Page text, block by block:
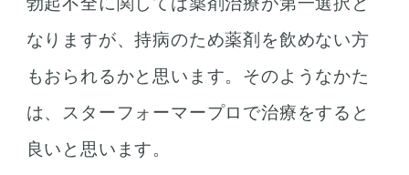
なりますが、持病のため薬剤を飲めない方
もおられるかと思います。そのようなかた
は、スターフォーマープロで治療をすると
良いと思います。